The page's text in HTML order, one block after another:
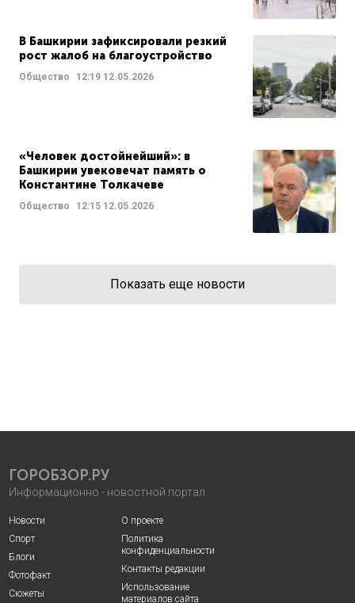
В Башкирии зафиксировали резкий
рост жалоб на благоустройство
Общество 12:19 12.05.2026
«Человек достойнейший»: в
Башкирии увековечат память о
Константине Толкачеве
Общество 12:15 12.05.2026
Показать еще новости
ГОРОБЗОР.РУ
Информационно - новостной портал
Новости
Спорт
Блоги
Фотофакт
Сюжеты
О проекте
Политика
конфиденциальности
Контакты редакции
Использование
материалов сайта